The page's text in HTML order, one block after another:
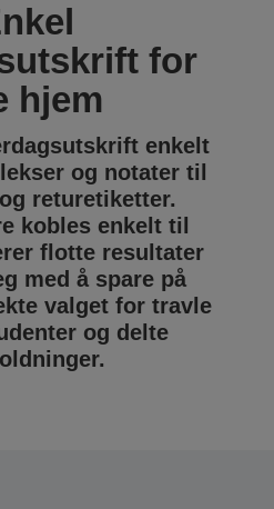
for
hjem
enkelt
og notater til
returetiketter.
kobles enkelt til
flotte resultater
med å spare på
valget for travle
og delte